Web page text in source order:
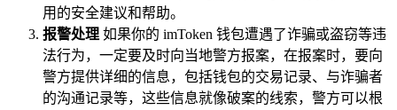
用的安全建议和帮助。
报警处理 如果你的 imToken 钱包遭遇了诈骗或盗窃等违
法行为，一定要及时向当地警方报案，在报案时，要向
警方提供详细的信息，包括钱包的交易记录、与诈骗者
的沟通记录等，这些信息就像破案的线索，警方可以根